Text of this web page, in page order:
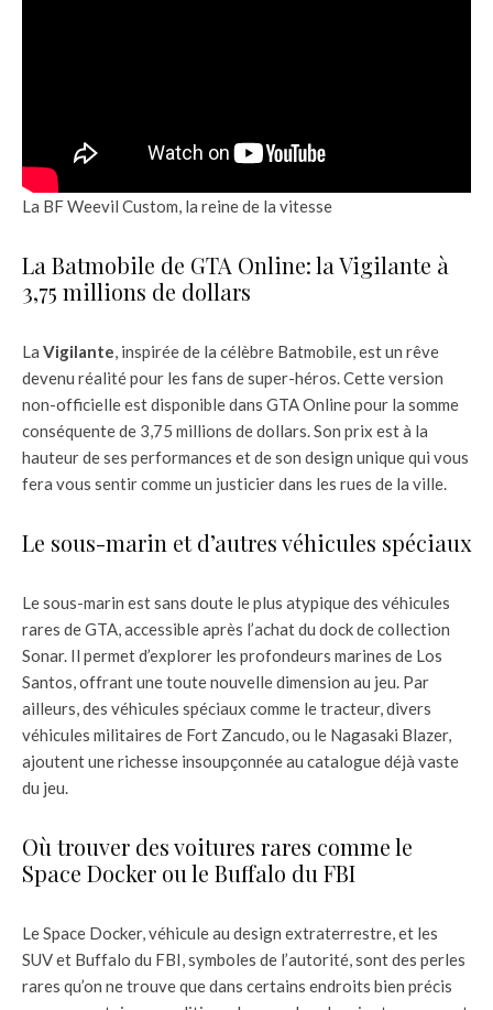
La BF Weevil Custom, la reine de la vitesse
La Batmobile de GTA Online: la Vigilante à
3,75 millions de dollars
La Vigilante, inspirée de la célèbre Batmobile, est un rêve
devenu réalité pour les fans de super-héros. Cette version
non-officielle est disponible dans GTA Online pour la somme
conséquente de 3,75 millions de dollars. Son prix est à la
hauteur de ses performances et de son design unique qui vous
fera vous sentir comme un justicier dans les rues de la ville.
Le sous-marin et d’autres véhicules spéciaux
Le sous-marin est sans doute le plus atypique des véhicules
rares de GTA, accessible après l’achat du dock de collection
Sonar. Il permet d’explorer les profondeurs marines de Los
Santos, offrant une toute nouvelle dimension au jeu. Par
ailleurs, des véhicules spéciaux comme le tracteur, divers
véhicules militaires de Fort Zancudo, ou le Nagasaki Blazer,
ajoutent une richesse insoupçonnée au catalogue déjà vaste
du jeu.
Où trouver des voitures rares comme le
Space Docker ou le Buffalo du FBI
Le Space Docker, véhicule au design extraterrestre, et les
SUV et Buffalo du FBI, symboles de l’autorité, sont des perles
rares qu’on ne trouve que dans certains endroits bien précis